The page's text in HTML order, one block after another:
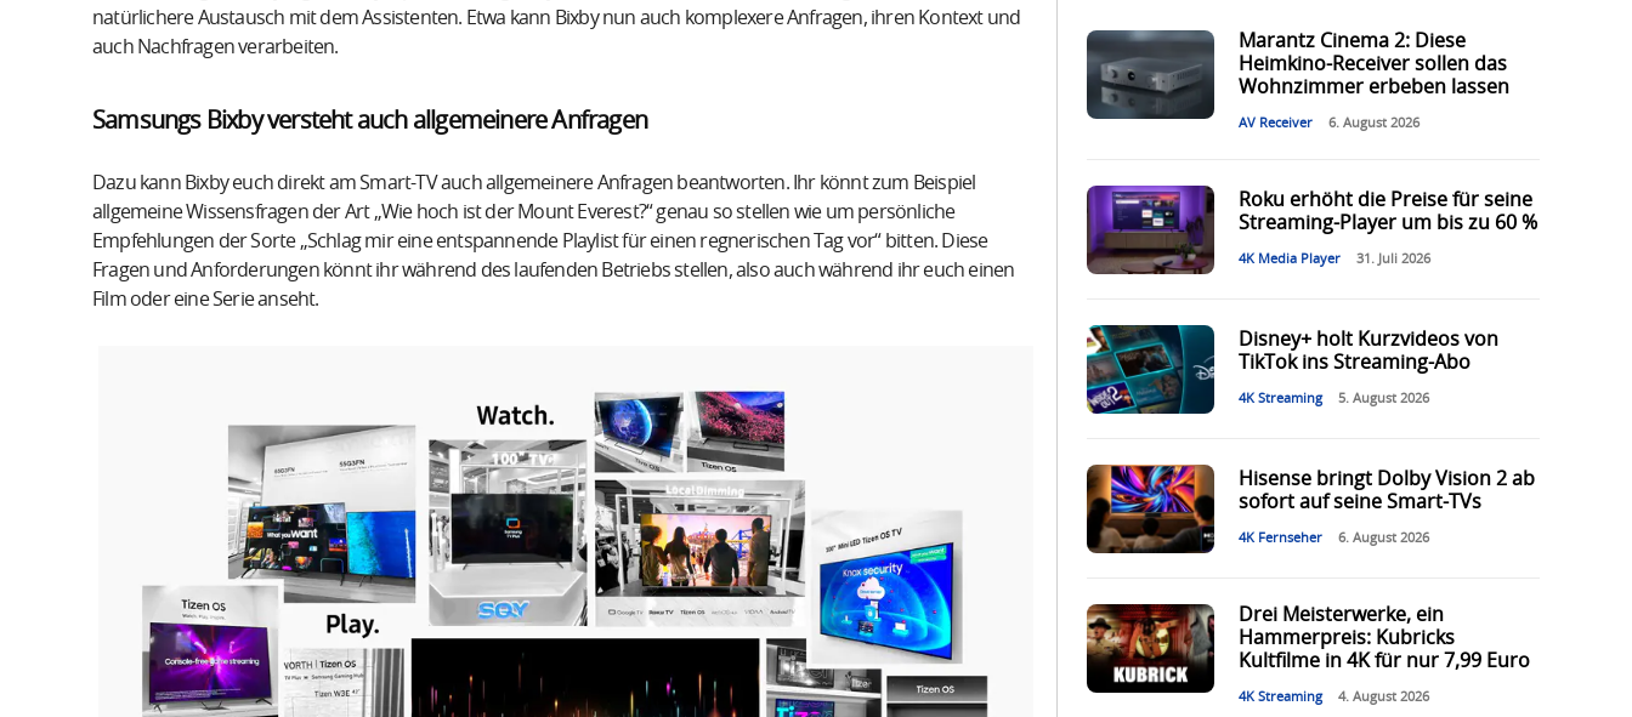
natürlichere Austausch mit dem Assistenten. Etwa kann Bixby nun auch komplexere Anfragen, ihren Kontext und
auch Nachfragen verarbeiten.
Samsungs Bixby versteht auch allgemeinere Anfragen
Dazu kann Bixby euch direkt am Smart-TV auch allgemeinere Anfragen beantworten. Ihr könnt zum Beispiel
allgemeine Wissensfragen der Art „Wie hoch ist der Mount Everest?“ genau so stellen wie um persönliche
Empfehlungen der Sorte „Schlag mir eine entspannende Playlist für einen regnerischen Tag vor“ bitten. Diese
Fragen und Anforderungen könnt ihr während des laufenden Betriebs stellen, also auch während ihr euch einen
Film oder eine Serie anseht.
Marantz Cinema 2: Diese
Heimkino-Receiver sollen das
Wohnzimmer erbeben lassen
AV Receiver 6. August 2026
Roku erhöht die Preise für seine
Streaming-Player um bis zu 60 %
4K Media Player 31. Juli 2026
Disney+ holt Kurzvideos von
TikTok ins Streaming-Abo
4K Streaming 5. August 2026
Hisense bringt Dolby Vision 2 ab
sofort auf seine Smart-TVs
4K Fernseher 6. August 2026
Drei Meisterwerke, ein
Hammerpreis: Kubricks
Kultfilme in 4K für nur 7,99 Euro
4K Streaming 4. August 2026